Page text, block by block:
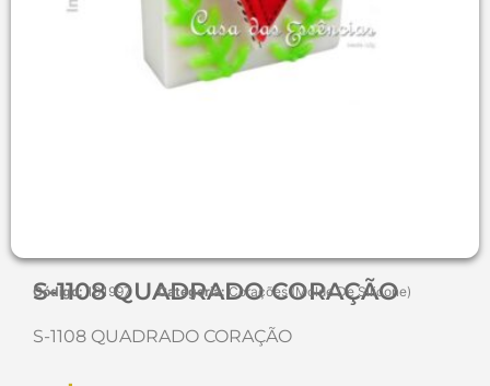
S-1108 QUADRADO CORAÇÃO
Código:101997 Categoria: Corações (Molde De Silicone)
S-1108 QUADRADO CORAÇÃO